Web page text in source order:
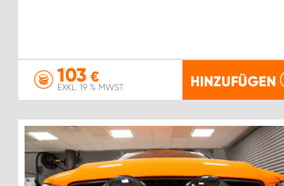
103€
EXKL. 19 % MWST. HINZUFÜGEN